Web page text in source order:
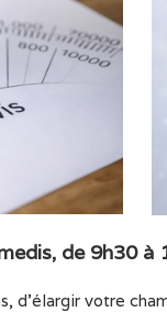
de 9h30 à
d’élargir votre